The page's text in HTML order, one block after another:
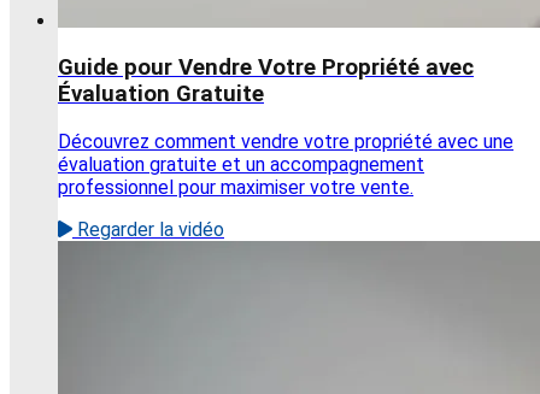
Guide pour Vendre Votre Propriété avec
Évaluation Gratuite
Découvrez comment vendre votre propriété avec une
évaluation gratuite et un accompagnement
professionnel pour maximiser votre vente.
Regarder la vidéo